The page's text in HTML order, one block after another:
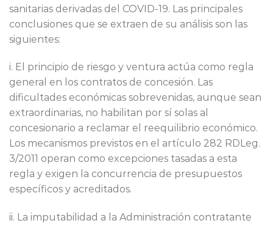
sanitarias derivadas del COVID-19. Las principales
conclusiones que se extraen de su análisis son las
siguientes:
i. El principio de riesgo y ventura actúa como regla
general en los contratos de concesión. Las
dificultades económicas sobrevenidas, aunque sean
extraordinarias, no habilitan por sí solas al
concesionario a reclamar el reequilibrio económico.
Los mecanismos previstos en el artículo 282 RDLeg.
3/2011 operan como excepciones tasadas a esta
regla y exigen la concurrencia de presupuestos
específicos y acreditados.
ii. La imputabilidad a la Administración contratante